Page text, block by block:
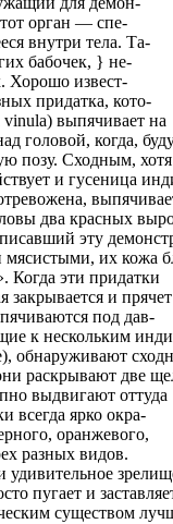
орган — спе-
внутри тела. Та-
бабочек, } не-
Хорошо извест-
придатка, кото-
выпячивает на
головой, когда,
позу. Сходным, хотя
и гусеница
два красных
эту
их кожа
Когда эти придатки
и прячет
под дав-
к нескольким
обнаруживают
раскрывают две
выдвигают оттуда
всегда ярко окра-
оранжевого,
разных видов.
пугает и
существом